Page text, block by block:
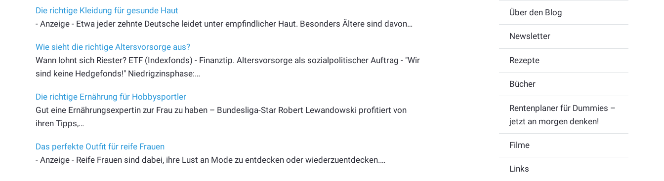
Die richtige Kleidung für gesunde Haut
- Anzeige - Etwa jeder zehnte Deutsche leidet unter empfindlicher Haut. Besonders Ältere sind davon…
Wie sieht die richtige Altersvorsorge aus?
Wann lohnt sich Riester? ETF (Indexfonds) - Finanztip. Altersvorsorge als sozialpolitischer Auftrag - "Wir
sind keine Hedgefonds!" Niedrigzinsphase:…
Die richtige Ernährung für Hobbysportler
Gut eine Ernährungsexpertin zur Frau zu haben – Bundesliga-Star Robert Lewandowski profitiert von
ihren Tipps,…
Das perfekte Outfit für reife Frauen
- Anzeige - Reife Frauen sind dabei, ihre Lust an Mode zu entdecken oder wiederzuentdecken.…
Über den Blog
Newsletter
Rezepte
Bücher
Rentenplaner für Dummies –
jetzt an morgen denken!
Filme
Links